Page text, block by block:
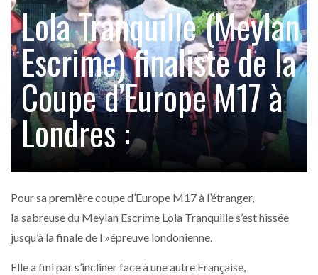
Lola Tranquille (Meylan
Escrime) finaliste de la
Coupe d’Europe M17 à
Londres :
Pour sa première coupe d’Europe M17 à l’étranger,
la sabreuse du Meylan Escrime Lola Tranquille s’est hissée
jusqu’à la finale de l »épreuve londonienne.
Elle a fini par s’incliner face à une autre Française,